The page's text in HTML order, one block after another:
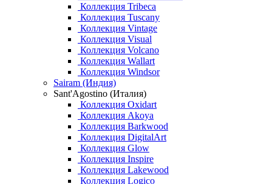
Коллекция Tribeca
Коллекция Tuscany
Коллекция Vintage
Коллекция Visual
Коллекция Volcano
Коллекция Wallart
Коллекция Windsor
Sairam (Индия)
Sant'Agostino (Италия)
Коллекция Oxidart
Коллекция Akoya
Коллекция Barkwood
Коллекция DigitalArt
Коллекция Glow
Коллекция Inspire
Коллекция Lakewood
Коллекция Logico